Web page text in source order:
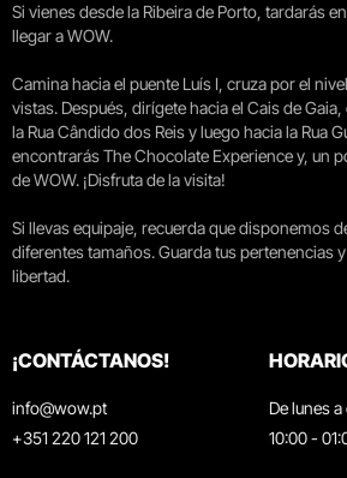
Si vienes desde la Ribeira de Porto, tardarás
llegar a WOW.
Camina hacia el puente Luís I, cruza por el
vistas. Después, dirígete hacia el Cais de
la Rua Cândido dos Reis y luego hacia la Rua
encontrarás The Chocolate Experience y, un
de WOW. ¡Disfruta de la visita!
Si llevas equipaje, recuerda que disponemos
diferentes tamaños. Guarda tus pertenencias
libertad.
¡CONTÁCTANOS!
info@wow.pt
+351 220 121 200
De lunes
10:00 -